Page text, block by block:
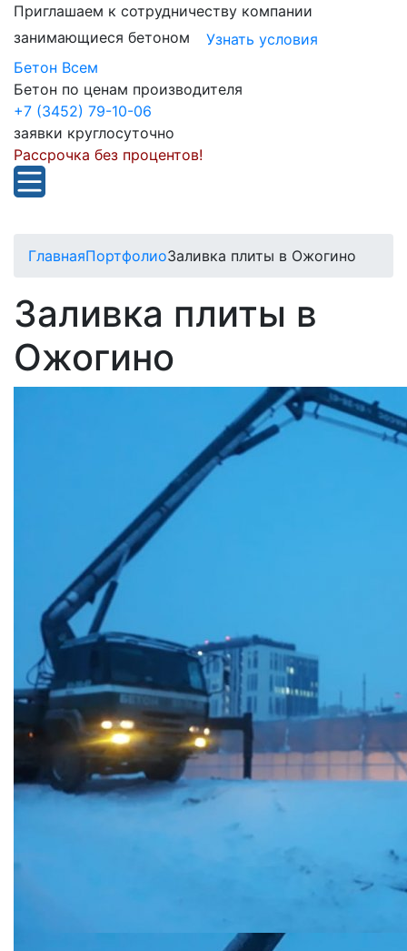
Приглашаем к сотрудничеству компании
занимающиеся бетоном
Узнать условия
Бетон Всем
Бетон по ценам производителя
+7 (3452) 79-10-06
заявки круглосуточно
Рассрочка без процентов!
ГлавнаяПортфолиоЗаливка плиты в Ожогино
Заливка плиты в
Ожогино